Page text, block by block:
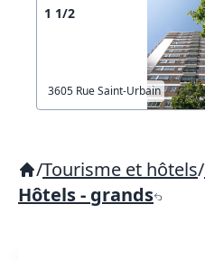
1 1/2
3605 Rue Saint-Urbain
/Tourisme et hôtels/
Hôtels - grands